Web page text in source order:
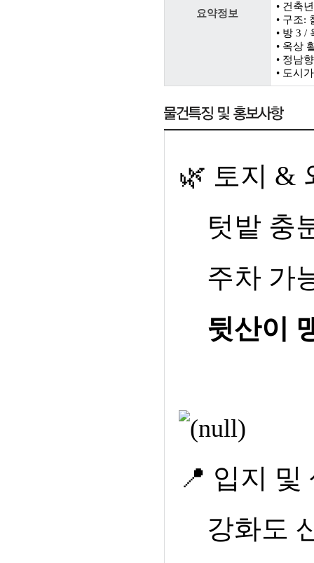
요약정보
• 건축
• 구조:
• 방 3 /
• 옥상
• 정남
• 도시
🌿 토지 &
텃밭 충
주차 가
뒷산이
📍 입지 및
강화도